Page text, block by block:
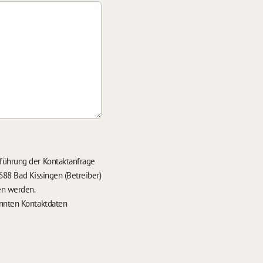
der Kontaktanfrage
Bad Kissingen (Betreiber)
werden.
Kontaktdaten